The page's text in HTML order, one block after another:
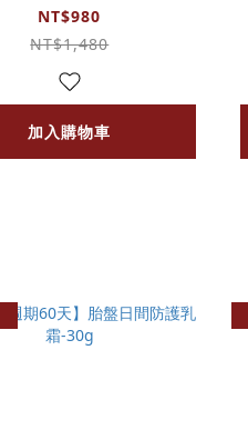
NT$980
NT$1,480
加入購物車